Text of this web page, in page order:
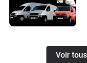
Voir